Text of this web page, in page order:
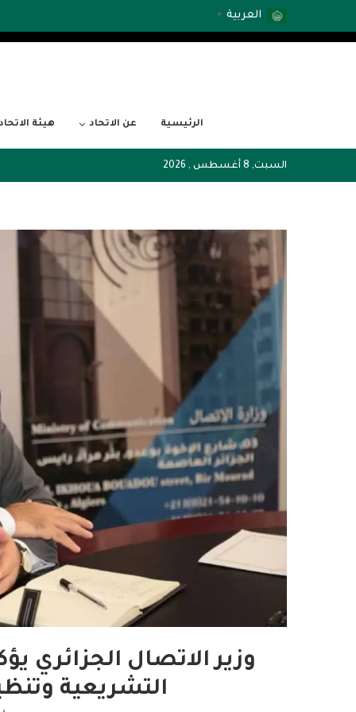
العربية ▼
الرئيسية عن الاتحاد هيئة
السبت, 8 أغسطس , 2026
وزير الاتصال الجزائري
التشريعية